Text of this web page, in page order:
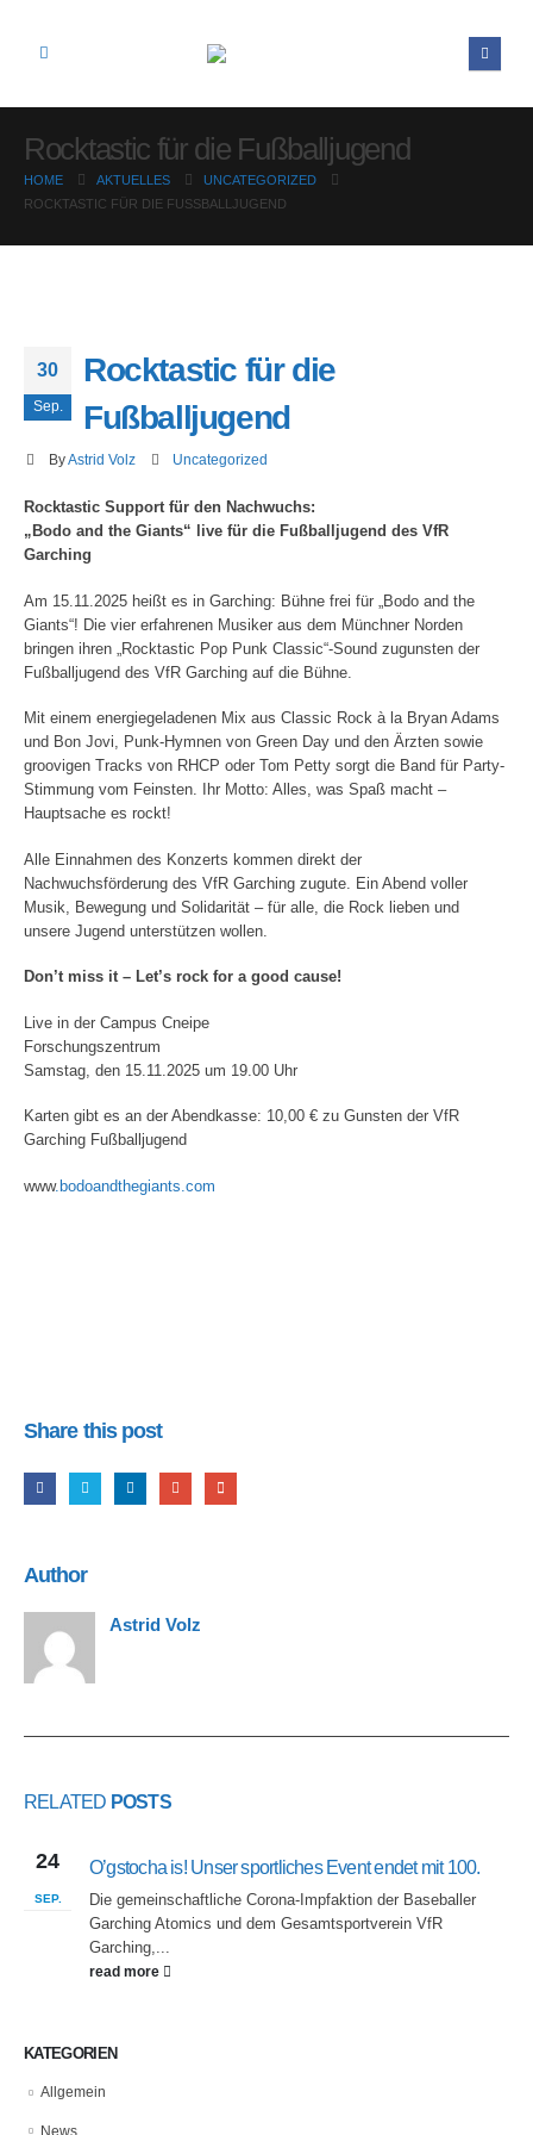
Rocktastic für die Fußballjugend
HOME AKTUELLES
UNCATEGORIZED
ROCKTASTIC FÜR DIE FUSSBALLJUGEND
30
Sep.
Rocktastic für die
Fußballjugend
ByAstrid Volz Uncategorized
Rocktastic Support für den Nachwuchs:
„Bodo and the Giants“ live für die Fußballjugend des VfR
Garching
Am 15.11.2025 heißt es in Garching: Bühne frei für „Bodo and the
Giants“! Die vier erfahrenen Musiker aus dem Münchner Norden
bringen ihren „Rocktastic Pop Punk Classic“-Sound zugunsten der
Fußballjugend des VfR Garching auf die Bühne.
Mit einem energiegeladenen Mix aus Classic Rock à la Bryan Adams
und Bon Jovi, Punk-Hymnen von Green Day und den Ärzten sowie
groovigen Tracks von RHCP oder Tom Petty sorgt die Band für Party-
Stimmung vom Feinsten. Ihr Motto: Alles, was Spaß macht –
Hauptsache es rockt!
Alle Einnahmen des Konzerts kommen direkt der
Nachwuchsförderung des VfR Garching zugute. Ein Abend voller
Musik, Bewegung und Solidarität – für alle, die Rock lieben und
unsere Jugend unterstützen wollen.
Don’t miss it – Let’s rock for a good cause!
Live in der Campus Cneipe
Forschungszentrum
Samstag, den 15.11.2025 um 19.00 Uhr
Karten gibt es an der Abendkasse: 10,00 € zu Gunsten der VfR
Garching Fußballjugend
www.bodoandthegiants.com
Share this post
Author
Astrid Volz
RELATED POSTS
24
SEP.
O’gstocha is! Unser sportliches Event endet mit 100.
Die gemeinschaftliche Corona-Impfaktion der Baseballer
Garching Atomics und dem Gesamtsportverein VfR
Garching,...
read more
KATEGORIEN
Allgemein
News